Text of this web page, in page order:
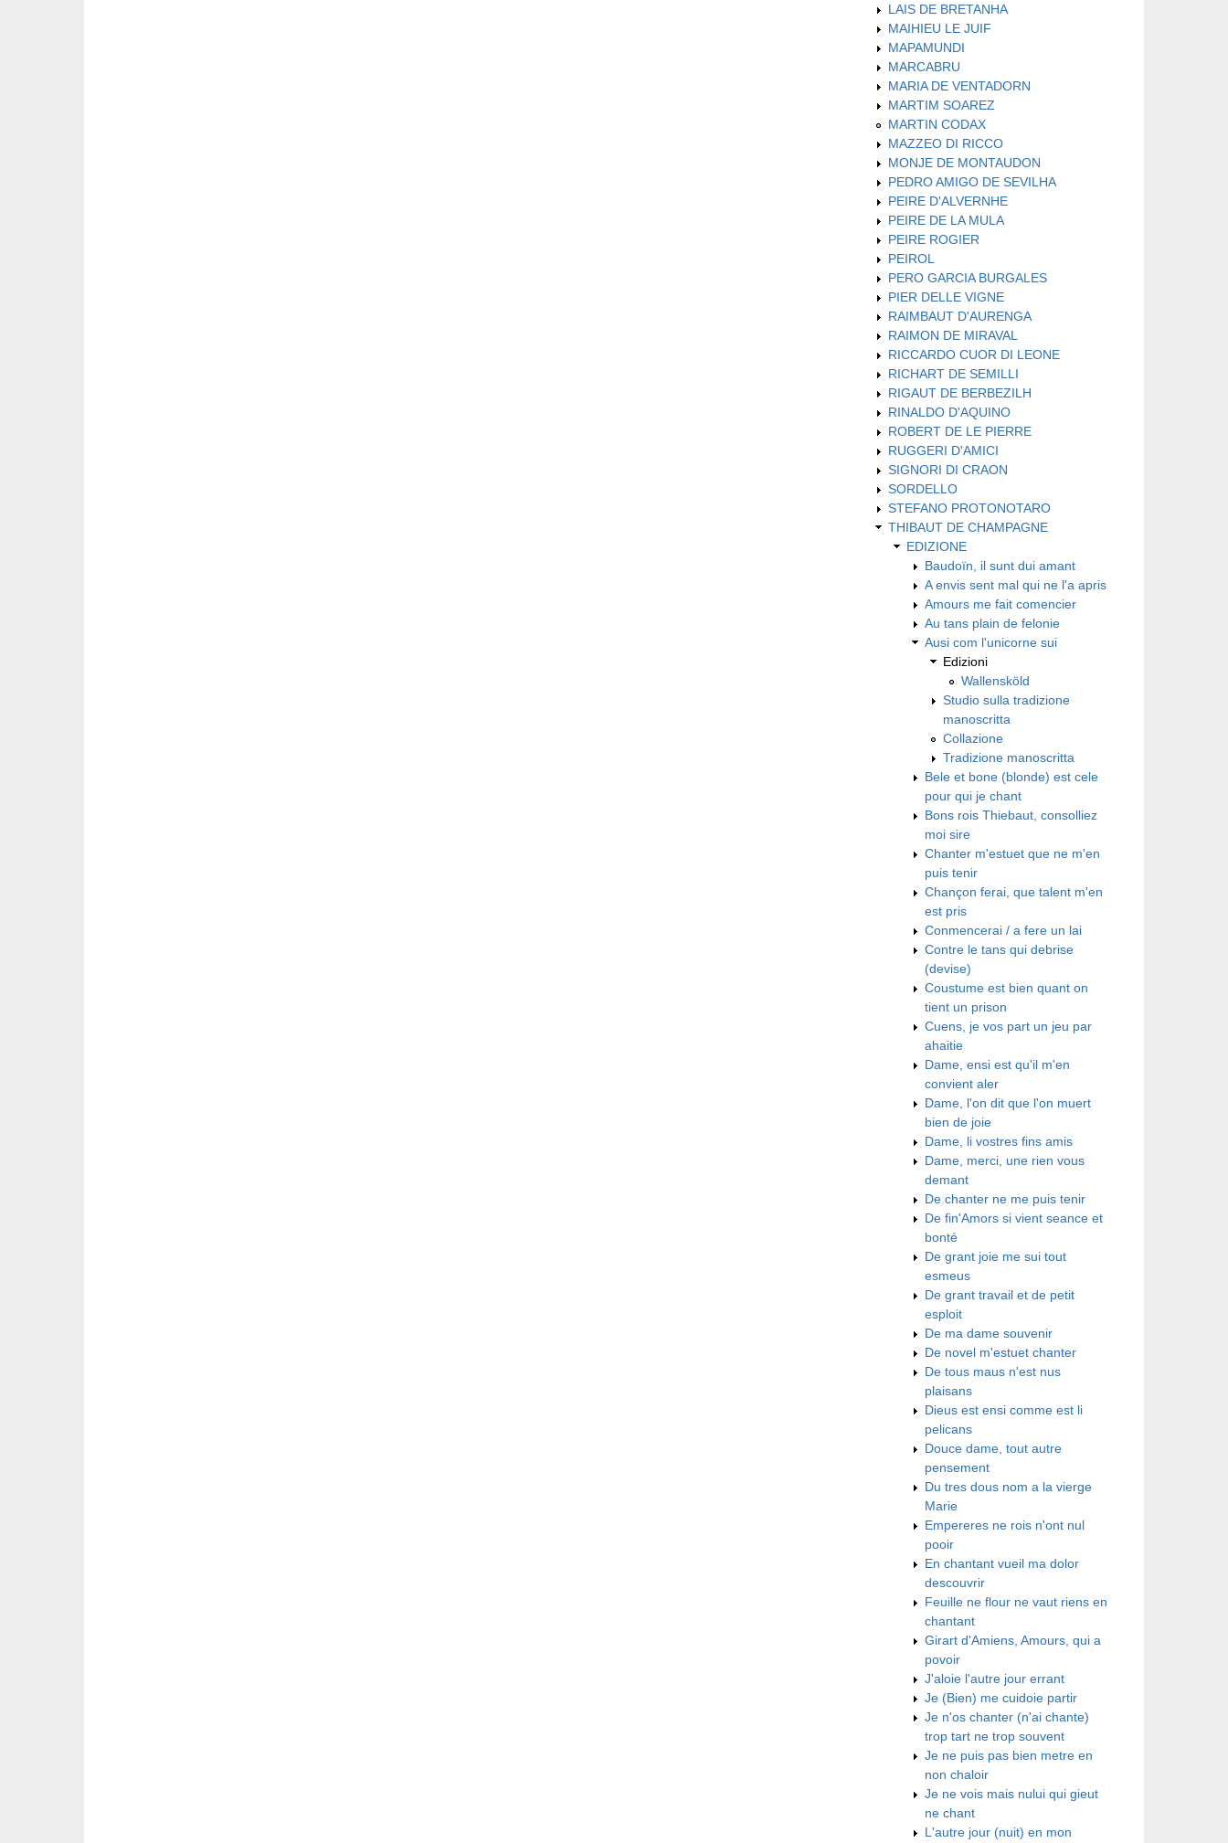
LAIS DE BRETANHA
MAIHIEU LE JUIF
MAPAMUNDI
MARCABRU
MARIA DE VENTADORN
MARTIM SOAREZ
MARTIN CODAX
MAZZEO DI RICCO
MONJE DE MONTAUDON
PEDRO AMIGO DE SEVILHA
PEIRE D'ALVERNHE
PEIRE DE LA MULA
PEIRE ROGIER
PEIROL
PERO GARCIA BURGALES
PIER DELLE VIGNE
RAIMBAUT D'AURENGA
RAIMON DE MIRAVAL
RICCARDO CUOR DI LEONE
RICHART DE SEMILLI
RIGAUT DE BERBEZILH
RINALDO D'AQUINO
ROBERT DE LE PIERRE
RUGGERI D'AMICI
SIGNORI DI CRAON
SORDELLO
STEFANO PROTONOTARO
THIBAUT DE CHAMPAGNE
EDIZIONE
Baudoïn, il sunt dui amant
A envis sent mal qui ne l'a apris
Amours me fait comencier
Au tans plain de felonie
Ausi com l'unicorne sui
Edizioni
Wallensköld
Studio sulla tradizione
manoscritta
Collazione
Tradizione manoscritta
Bele et bone (blonde) est cele
pour qui je chant
Bons rois Thiebaut, consolliez
moi sire
Chanter m'estuet que ne m'en
puis tenir
Chançon ferai, que talent m'en
est pris
Conmencerai / a fere un lai
Contre le tans qui debrise
(devise)
Coustume est bien quant on
tient un prison
Cuens, je vos part un jeu par
ahaitie
Dame, ensi est qu'il m'en
convient aler
Dame, l'on dit que l'on muert
bien de joie
Dame, li vostres fins amis
Dame, merci, une rien vous
demant
De chanter ne me puis tenir
De fin'Amors si vient seance et
bonté
De grant joie me sui tout
esmeus
De grant travail et de petit
esploit
De ma dame souvenir
De novel m'estuet chanter
De tous maus n'est nus
plaisans
Dieus est ensi comme est li
pelicans
Douce dame, tout autre
pensement
Du tres dous nom a la vierge
Marie
Empereres ne rois n'ont nul
pooir
En chantant vueil ma dolor
descouvrir
Feuille ne flour ne vaut riens en
chantant
Girart d'Amiens, Amours, qui a
povoir
J'aloie l'autre jour errant
Je (Bien) me cuidoie partir
Je n'os chanter (n'ai chante)
trop tart ne trop souvent
Je ne puis pas bien metre en
non chaloir
Je ne vois mais nului qui gieut
ne chant
L'autre jour (nuit) en mon